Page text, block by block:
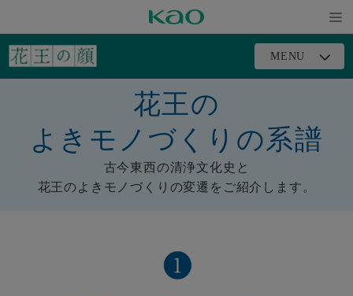
メニ
ュー
を開
MENU
花王の
よきモノづくりの系譜
古今東西の清浄文化史と
花王のよきモノづくりの変遷をご紹介します。